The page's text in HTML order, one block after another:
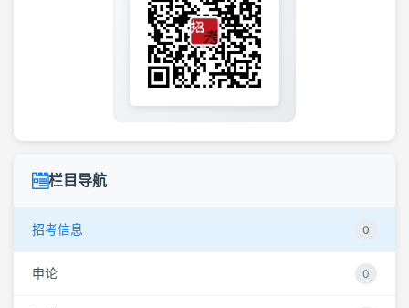
栏目导航
招考信息 0
申论 0